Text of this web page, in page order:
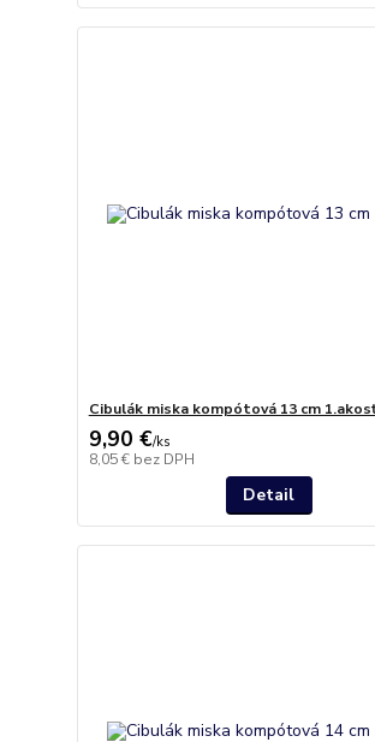
Cibulák miska kompótová 13 cm
9,90 €/ks
8,05 € bez DPH
Detail